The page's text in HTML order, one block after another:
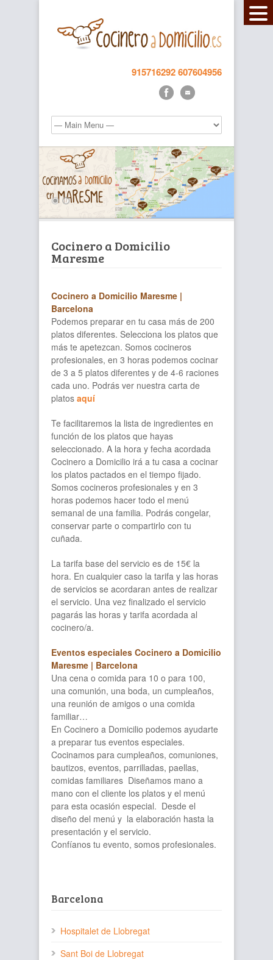
915716292607604956
Cocinero a Domicilio
Maresme
Cocinero a Domicilio Maresme |
Barcelona
Podemos preparar en tu casa más de 200
platos diferentes. Selecciona los platos que
más te apetezcan. Somos cocineros
profesionales, en 3 horas podemos cocinar
de 3 a 5 platos diferentes y de 4-6 raciones
cada uno. Podrás ver nuestra carta de
platos aquí
Te facilitaremos la lista de ingredientes en
función de los platos que hayas
seleccionado. A la hora y fecha acordada
Cocinero a Domicilio irá a tu casa a cocinar
los platos pactados en el tiempo fijado.
Somos cocineros profesionales y en 3
horas podemos hacer todo el menú
semanal de una familia. Podrás congelar,
conservar parte o compartirlo con tu
cuñada.
La tarifa base del servicio es de 15€ la
hora. En cualquier caso la tarifa y las horas
de servicios se acordaran antes de realizar
el servicio. Una vez finalizado el servicio
pagarás las horas y tarifa acordada al
cocinero/a.
Eventos especiales Cocinero a Domicilio
Maresme | Barcelona
Una cena o comida para 10 o para 100,
una comunión, una boda, un cumpleaños,
una reunión de amigos o una comida
familiar…
En Cocinero a Domicilio podemos ayudarte
a preparar tus eventos especiales.
Cocinamos para cumpleaños, comuniones,
bautizos, eventos, parrilladas, paellas,
comidas familiares Diseñamos mano a
mano con el cliente los platos y el menú
para esta ocasión especial. Desde el
diseño del menú y la elaboración hasta la
presentación y el servicio.
Confíanos tu evento, somos profesionales.
Barcelona
Hospitalet de Llobregat
Sant Boi de Llobregat